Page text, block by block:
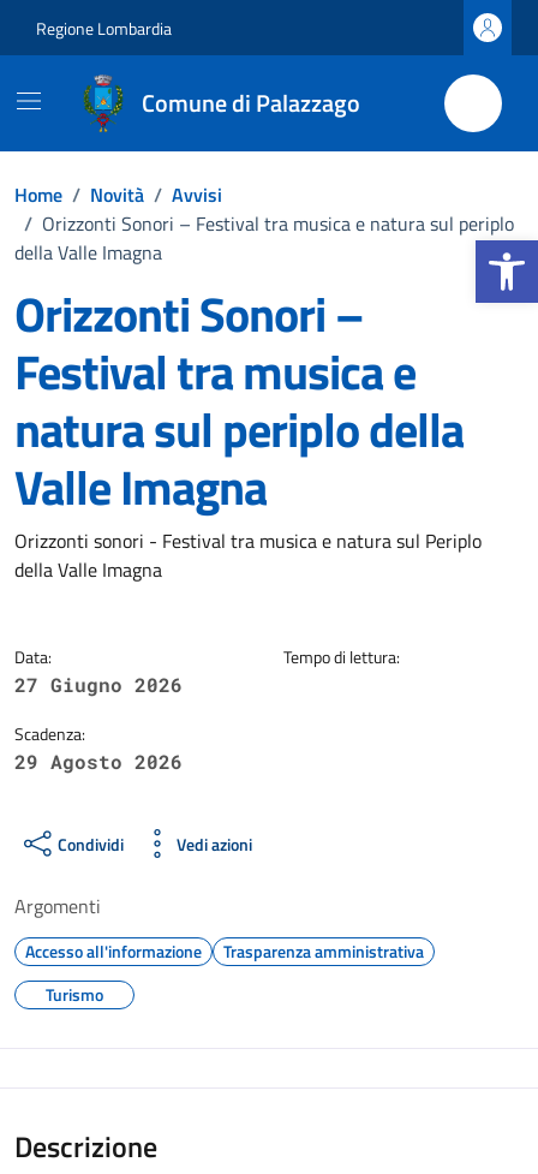
Apri la
Regione Lombardia
Comune di Palazzago
Home / Novità / Avvisi
/ Orizzonti Sonori – Festival tra musica e natura sul periplo
della Valle Imagna
Orizzonti Sonori –
Festival tra musica e
natura sul periplo della
Valle Imagna
Dettagli della notizia
Orizzonti sonori - Festival tra musica e natura sul Periplo
della Valle Imagna
Data:
27 Giugno 2026
Scadenza:
29 Agosto 2026
Tempo di lettura:
Condividi Vedi azioni
Argomenti
Accesso all'informazione
Trasparenza amministrativa
Turismo
Descrizione